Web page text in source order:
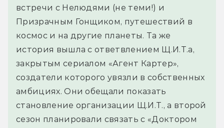
встречи с Нелюдями (не теми!) и
Призрачным Гонщиком, путешествий в
космос и на другие планеты. Та же
история вышла с ответвлением Щ.И.Т.а,
закрытым сериалом «Агент Картер»,
создатели которого увязли в собственных
амбициях. Они обещали показать
становление организации Щ.И.Т., а второй
сезон планировали связать с «Доктором